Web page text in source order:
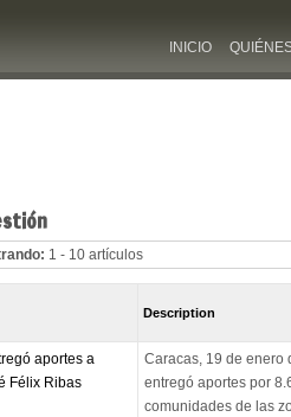
INICIO
1 - 10 artículos
Description
aportes a
Félix Ribas
Caracas, 19 de enero
entregó aportes por
comunidades de las